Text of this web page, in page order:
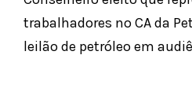
trabalhadores no CA da
leilão de petróleo em